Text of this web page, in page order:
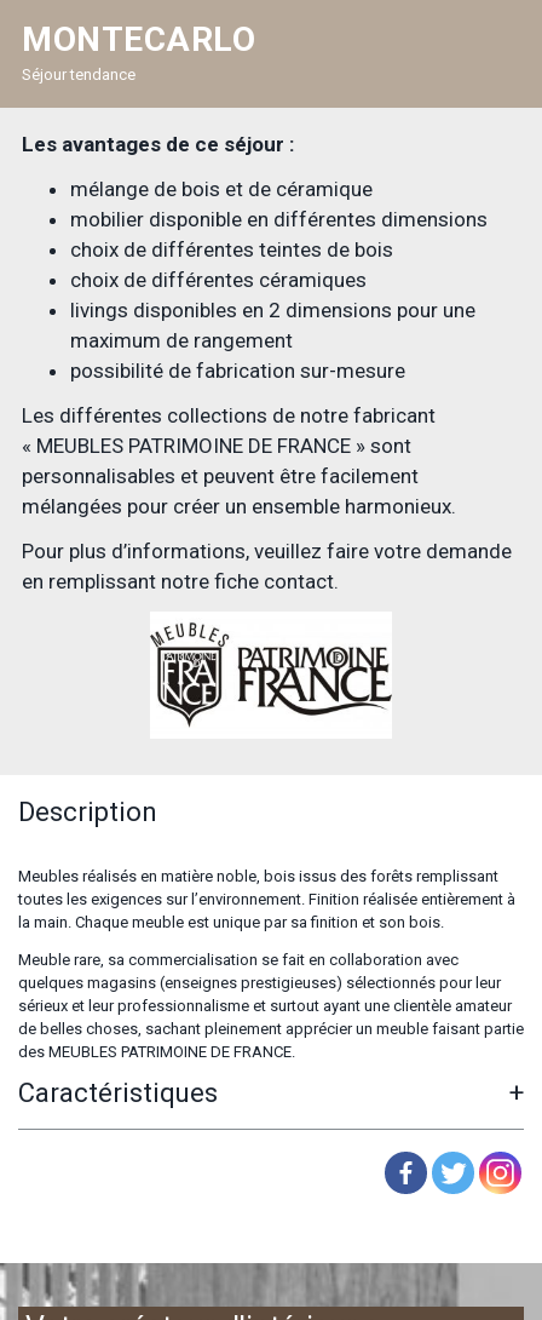
MONTECARLO
Séjour tendance
Les avantages de ce séjour :
mélange de bois et de céramique
mobilier disponible en différentes dimensions
choix de différentes teintes de bois
choix de différentes céramiques
livings disponibles en 2 dimensions pour une
maximum de rangement
possibilité de fabrication sur-mesure
Les différentes collections de notre fabricant
« MEUBLES PATRIMOINE DE FRANCE » sont
personnalisables et peuvent être facilement
mélangées pour créer un ensemble harmonieux.
Pour plus d’informations, veuillez faire votre demande
en remplissant notre fiche contact.
Description
Meubles réalisés en matière noble, bois issus des forêts remplissant
toutes les exigences sur l’environnement. Finition réalisée entièrement à
la main. Chaque meuble est unique par sa finition et son bois.
Meuble rare, sa commercialisation se fait en collaboration avec
quelques magasins (enseignes prestigieuses) sélectionnés pour leur
sérieux et leur professionnalisme et surtout ayant une clientèle amateur
de belles choses, sachant pleinement apprécier un meuble faisant partie
des MEUBLES PATRIMOINE DE FRANCE.
Caractéristiques +